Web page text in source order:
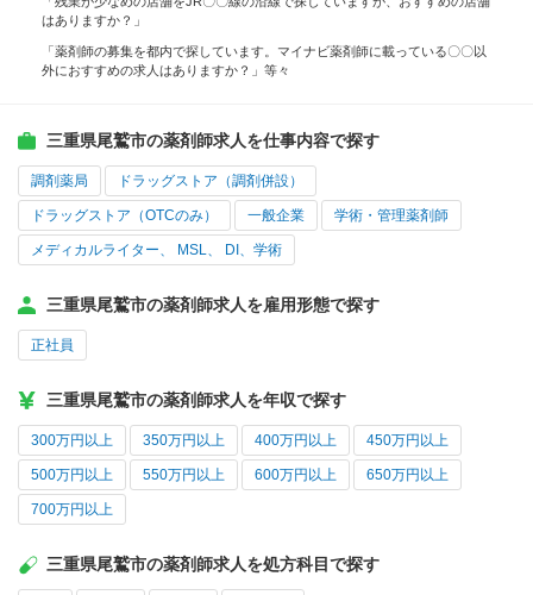
はありますか？」
「薬剤師の募集を都内で探しています。マイナビ薬剤師に載っている〇〇以
外におすすめの求人はありますか？」等々
三重県尾鷲市の薬剤師求人を仕事内容で探す
調剤薬局 ドラッグストア（調剤併設）
ドラッグストア（OTCのみ） 一般企業 学術・管理薬剤師
メディカルライター、 MSL、 DI、学術
三重県尾鷲市の薬剤師求人を雇用形態で探す
正社員
三重県尾鷲市の薬剤師求人を年収で探す
300万円以上 350万円以上 400万円以上 450万円以上
500万円以上 550万円以上 600万円以上 650万円以上
700万円以上
三重県尾鷲市の薬剤師求人を処方科目で探す